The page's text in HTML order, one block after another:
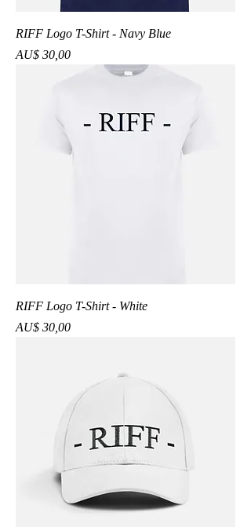
RIFF Logo T-Shirt - Navy Blue
Preço
AU$ 30,00
RIFF Logo T-Shirt - White
Preço
AU$ 30,00